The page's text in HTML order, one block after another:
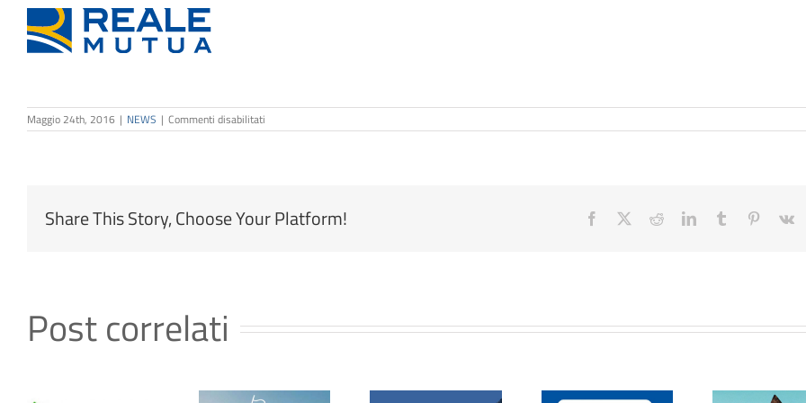
Maggio 24th, 2016 | NEWS | Commenti disabilitati
Dual
Share This Story, Choose Your Platform! Facebook RedditLinkedInTumblr Pinterest
Vk
Post correlati